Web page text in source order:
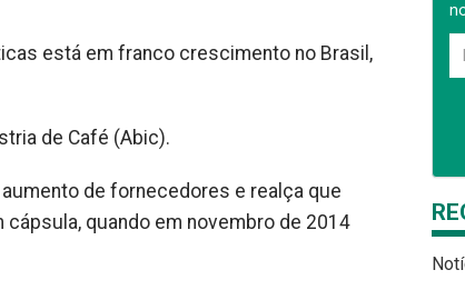
está em franco crescimento no Brasil,
de Café (Abic).
de fornecedores e realça que
quando em novembro de 2014